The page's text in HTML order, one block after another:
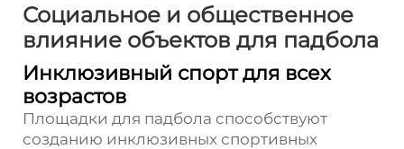
Социальное и общественное
влияние объектов для падбола
Инклюзивный спорт для всех
возрастов
Площадки для падбола способствуют
созданию инклюзивных спортивных